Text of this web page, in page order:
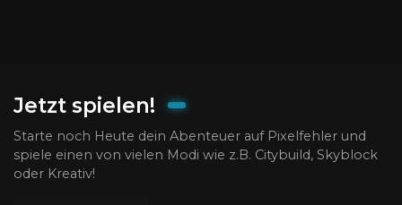
Jetzt spielen!
Starte noch Heute dein Abenteuer auf Pixelfehler und
spiele einen von vielen Modi wie z.B. Citybuild, Skyblock
oder Kreativ!